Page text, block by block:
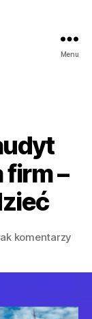
Menu
–
komentarzy
firm